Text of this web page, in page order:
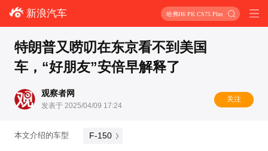
新浪汽车 哈弗H6 PK CS75 Plus
特朗普又唠叨在东京看不到美国
车，“好朋友”安倍早解释了
观察者网
发表于 2025/04/09 17:24
关注
本文介绍的车型 F-150